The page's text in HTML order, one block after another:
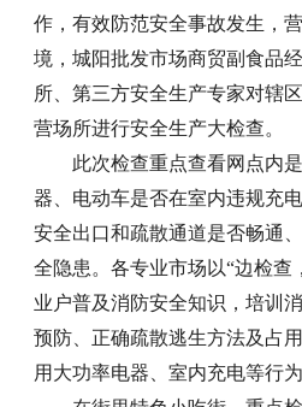
作，有效防范安全事故发生，
境，城阳批发市场商贸副食品
所、第三方安全生产专家对辖区
营场所进行安全生产大检查。
此次检查重点查看网点内
器、电动车是否在室内违规充
安全出口和疏散通道是否畅通
全隐患。各专业市场以“边检查
业户普及消防安全知识，培训
预防、正确疏散逃生方法及占
用大功率电器、室内充电等行为